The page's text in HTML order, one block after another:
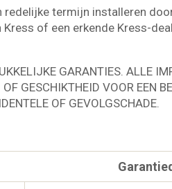
redelijke termijn installeren
of een erkende Kress-
GARANTIES. ALLE
GESCHIKTHEID VOOR EEN
OF GEVOLGSCHADE.